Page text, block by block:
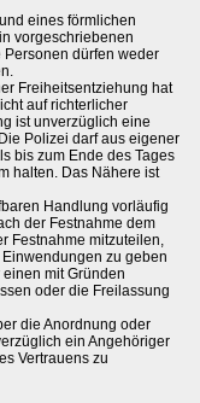
eines förmlichen
vorgeschriebenen
Personen dürfen weder
Freiheitsentziehung hat
auf richterlicher
ist unverzüglich eine
Polizei darf aus eigener
bis zum Ende des Tages
halten. Das Nähere ist
Handlung vorläufig
der Festnahme dem
Festnahme mitzuteilen,
zu geben
mit Gründen
oder die Freilassung
die Anordnung oder
ein Angehöriger
Vertrauens zu